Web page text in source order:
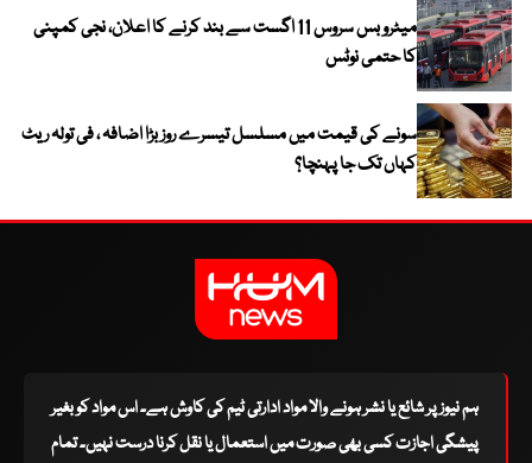
میٹرو بس سروس 11 اگست سے بند کرنے کا اعلان، نجی کمپنی
کا حتمی نوٹس
سونے کی قیمت میں مسلسل تیسرے روز بڑا اضافہ ، فی تولہ ریٹ
کہاں تک جا پہنچا؟
ہم نیوز پر شائع یا نشر ہونے والا مواد ادارتی ٹیم کی کاوش ہے۔ اس مواد کو بغیر
پیشگی اجازت کسی بھی صورت میں استعمال یا نقل کرنا درست نہیں۔ تمام